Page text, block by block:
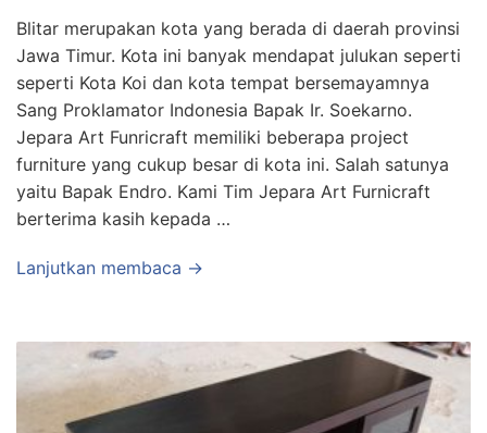
Blitar merupakan kota yang berada di daerah provinsi
Jawa Timur. Kota ini banyak mendapat julukan seperti
seperti Kota Koi dan kota tempat bersemayamnya
Sang Proklamator Indonesia Bapak Ir. Soekarno.
Jepara Art Funricraft memiliki beberapa project
furniture yang cukup besar di kota ini. Salah satunya
yaitu Bapak Endro. Kami Tim Jepara Art Furnicraft
berterima kasih kepada …
Lanjutkan membaca →